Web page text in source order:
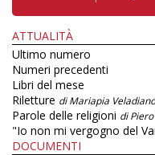
ATTUALITÀ
Ultimo numero
Numeri precedenti
Libri del mese
Riletture di Mariapia Veladiano
Parole delle religioni di
"Io non mi vergogno del
DOCUMENTI